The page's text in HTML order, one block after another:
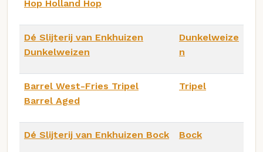
Hop Holland Hop
Dé Slijterij van Enkhuizen
Dunkelweizen
Dunkelweize
n
Barrel West-Fries Tripel
Barrel Aged
Tripel
Dé Slijterij van Enkhuizen Bock Bock